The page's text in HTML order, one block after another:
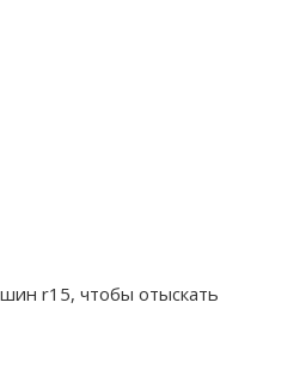
r15, чтобы отыскать